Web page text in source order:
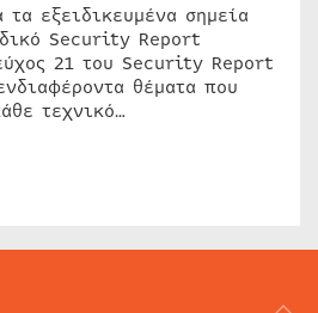
εξειδικευμένα σημεία
Security Report
21 του Security Report
θέματα που
τεχνικό…